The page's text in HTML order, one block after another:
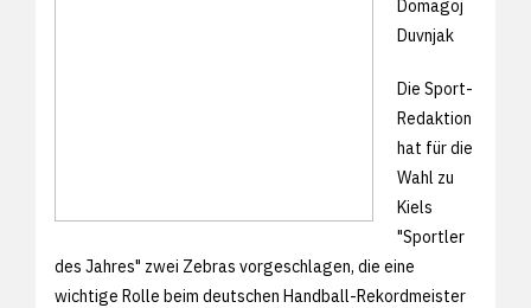
Domagoj
Duvnjak
Die Sport-
Redaktion
hat für die
Wahl zu
Kiels
"Sportler
des Jahres" zwei Zebras vorgeschlagen, die eine
wichtige Rolle beim deutschen Handball-Rekordmeister